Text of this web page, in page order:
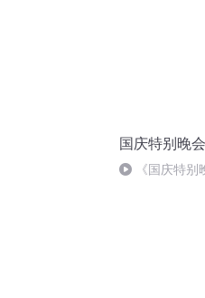
国庆特别晚会
《国庆特